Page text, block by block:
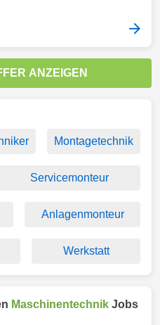
ANZEIGEN
Montagetechnik
Servicemonteur
Anlagenmonteur
Werkstatt
Maschinentechnik Jobs